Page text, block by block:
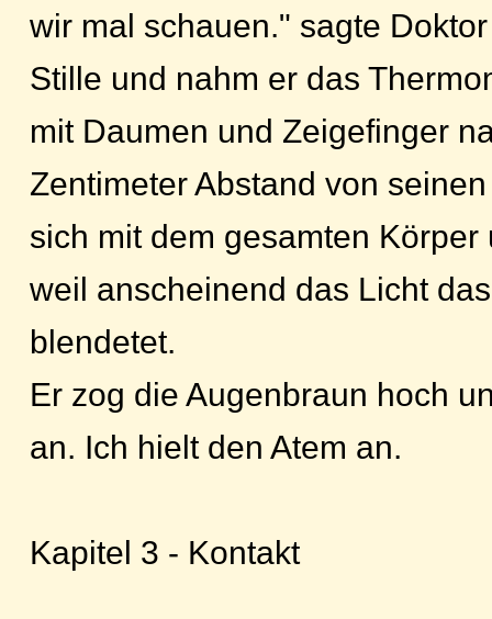
wir mal schauen." sagte
Stille und nahm er das
mit Daumen und Zeigefinger
Zentimeter Abstand von
sich mit dem gesamten
weil anscheinend das Licht
blendetet.
Er zog die Augenbraun hoch
an. Ich hielt den Atem an.
Kapitel 3 - Kontakt